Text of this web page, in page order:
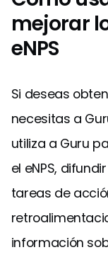
mejorar
eNPS
Si deseas
necesitas a
utiliza a Guru
el eNPS,
tareas de
información